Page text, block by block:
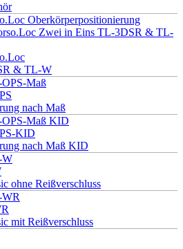
Oberkörperpositionierung
& TL-W
nach Maß
KID
nach Maß KID
ohne Reißverschluss
mit Reißverschluss